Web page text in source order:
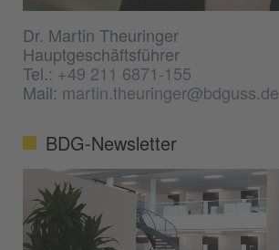
Dr. Martin Theuringer
Hauptgeschäftsführer
Tel.:+49 211 6871-155
Mail: martin.theuringer@bdguss.de
BDG-Newsletter